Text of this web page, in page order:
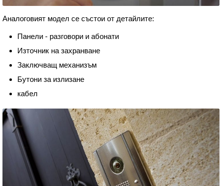
Аналоговият модел се състои от детайлите:
Панели - разговори и абонати
Източник на захранване
Заключващ механизъм
Бутони за излизане
кабел